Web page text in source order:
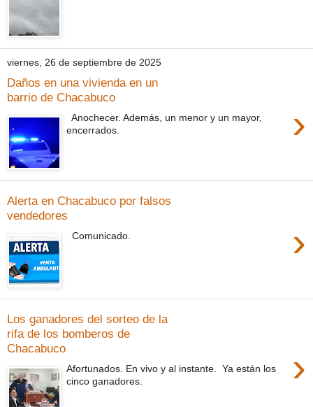
viernes, 26 de septiembre de 2025
Daños en una vivienda en un
barrio de Chacabuco
›
Anochecer. Además, un menor y un mayor,
encerrados.
Alerta en Chacabuco por falsos
vendedores
›
Comunicado.
Los ganadores del sorteo de la
rifa de los bomberos de
Chacabuco
›
Afortunados. En vivo y al instante. Ya están los
cinco ganadores.